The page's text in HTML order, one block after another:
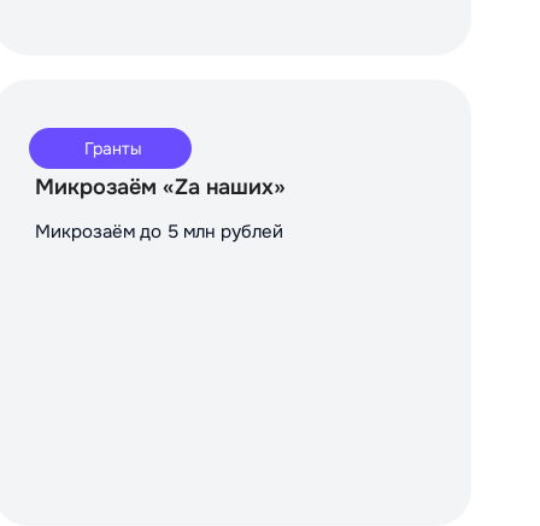
Гранты
Микрозаём «Za наших»
Микрозаём до 5 млн рублей